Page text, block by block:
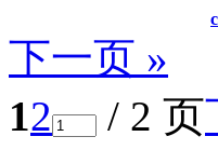
下一页 »
12 / 2 页